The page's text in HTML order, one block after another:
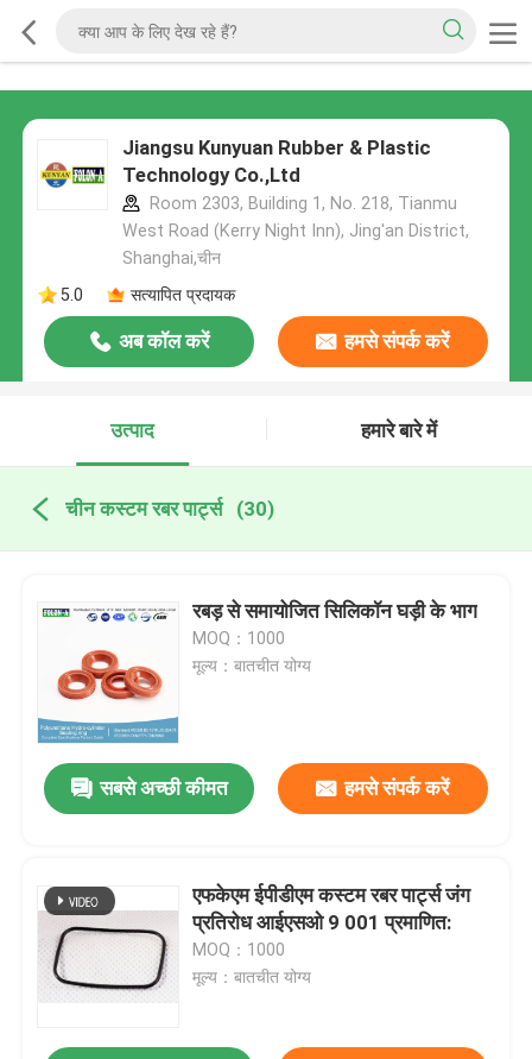
Jiangsu Kunyuan Rubber & Plastic
Technology Co.,Ltd
Room 2303, Building 1, No. 218, Tianmu
West Road (Kerry Night Inn), Jing'an District,
Shanghai,चीन
5.0
सत्यापित प्रदायक
अब कॉल करें हमसे संपर्क करें
उत्पाद हमारे बारे में
चीन कस्टम रबर पार्ट्स (30)
रबड़ से समायोजित सिलिकॉन घड़ी के भाग
MOQ：1000
मूल्य：बातचीत योग्य
सबसे अच्छी कीमत हमसे संपर्क करें
एफकेएम ईपीडीएम कस्टम रबर पार्ट्स जंग
प्रतिरोध आईएसओ 9 001 प्रमाणित:
MOQ：1000
मूल्य：बातचीत योग्य